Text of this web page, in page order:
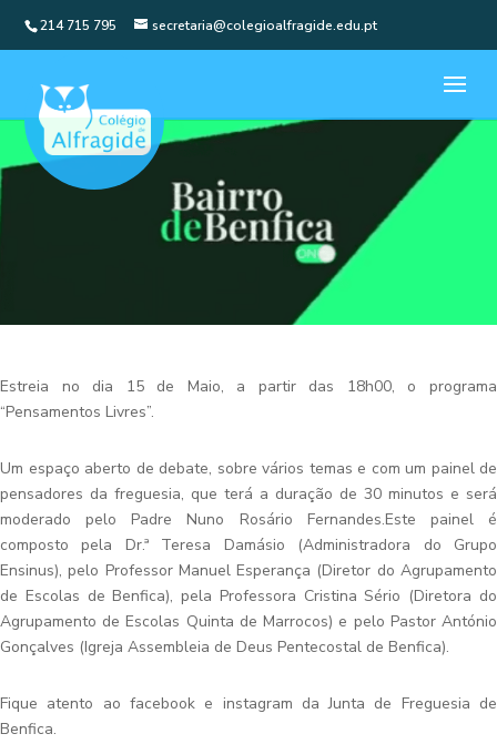
214 715 795 secretaria@colegioalfragide.edu.pt
Estreia no dia 15 de Maio, a partir das 18h00, o programa
“Pensamentos Livres”.
Um espaço aberto de debate, sobre vários temas e com um painel de
pensadores da freguesia, que terá a duração de 30 minutos e será
moderado pelo Padre Nuno Rosário Fernandes.Este painel é
composto pela Dr.ª Teresa Damásio (Administradora do Grupo
Ensinus), pelo Professor Manuel Esperança (Diretor do Agrupamento
de Escolas de Benfica), pela Professora Cristina Sério (Diretora do
Agrupamento de Escolas Quinta de Marrocos) e pelo Pastor António
Gonçalves (Igreja Assembleia de Deus Pentecostal de Benfica).
Fique atento ao facebook e instagram da Junta de Freguesia de
Benfica.